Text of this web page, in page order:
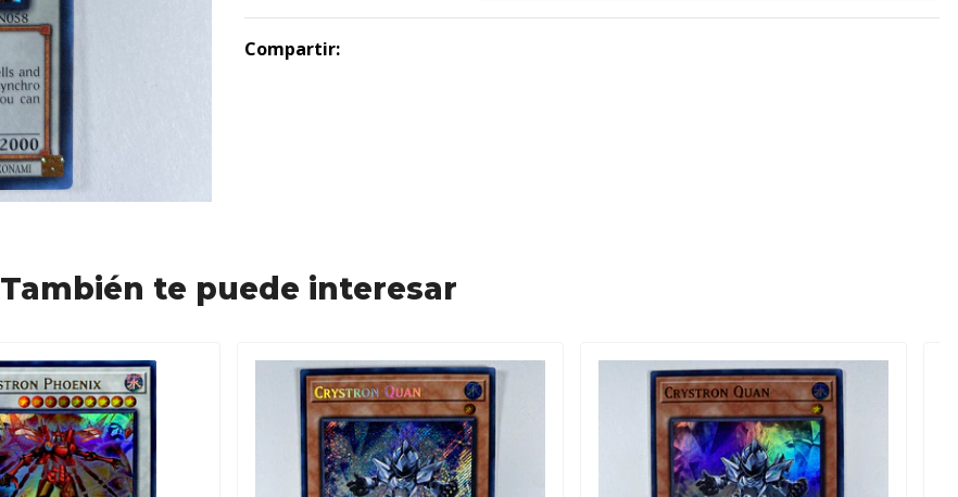
Compartir:
También te puede interesar